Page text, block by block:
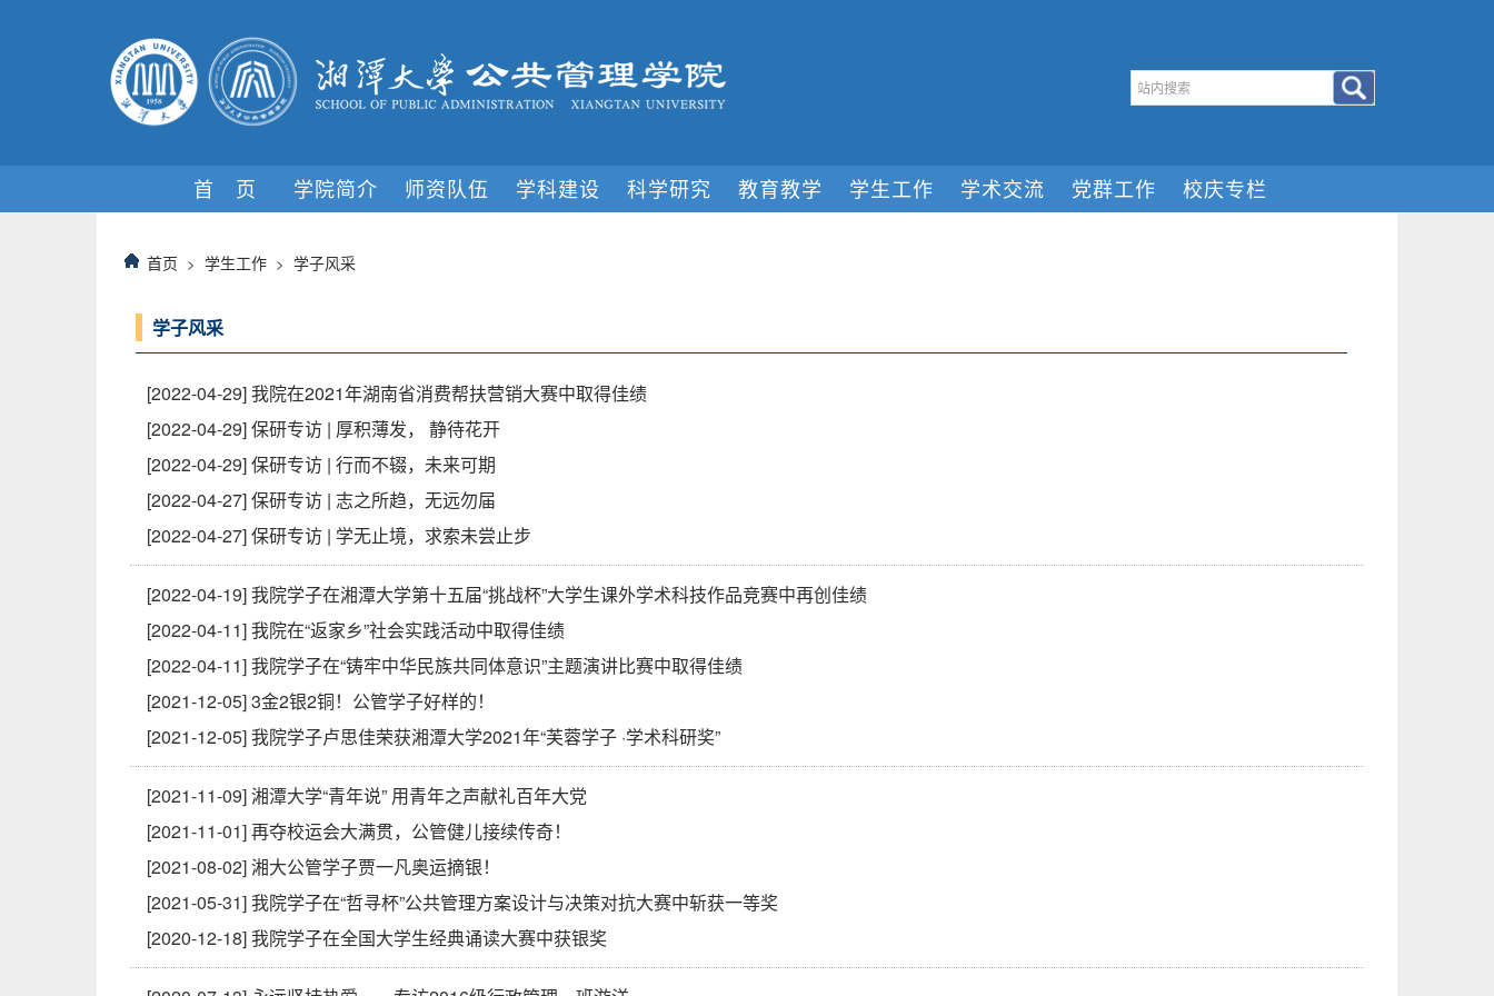
首 页 学院简介 师资队伍 学科建设 科学研究 教育教学 学生工作 学术交流 党群工作 校庆专栏
首页 > 学生工作 > 学子风采
学子风采
[2022-04-29]我院在2021年湖南省消费帮扶营销大赛中取得佳绩
[2022-04-29]​保研专访 | 厚积薄发， 静待花开
[2022-04-29]保研专访 | 行而不辍，未来可期
[2022-04-27]保研专访 | 志之所趋，无远勿届
[2022-04-27]保研专访 | 学无止境，求索未尝止步
[2022-04-19]我院学子在湘潭大学第十五届“挑战杯”大学生课外学术科技作品竞赛中再创佳绩
[2022-04-11]我院在“返家乡”社会实践活动中取得佳绩
[2022-04-11]我院学子在“铸牢中华民族共同体意识”主题演讲比赛中取得佳绩
[2021-12-05]3金2银2铜！公管学子好样的！
[2021-12-05]我院学子卢思佳荣获湘潭大学2021年“芙蓉学子 ·学术科研奖”
[2021-11-09]湘潭大学“青年说” 用青年之声献礼百年大党
[2021-11-01]再夺校运会大满贯，公管健儿接续传奇！
[2021-08-02]湘大公管学子贾一凡奥运摘银！
[2021-05-31]我院学子在“哲寻杯”公共管理方案设计与决策对抗大赛中斩获一等奖
[2020-12-18]我院学子在全国大学生经典诵读大赛中获银奖